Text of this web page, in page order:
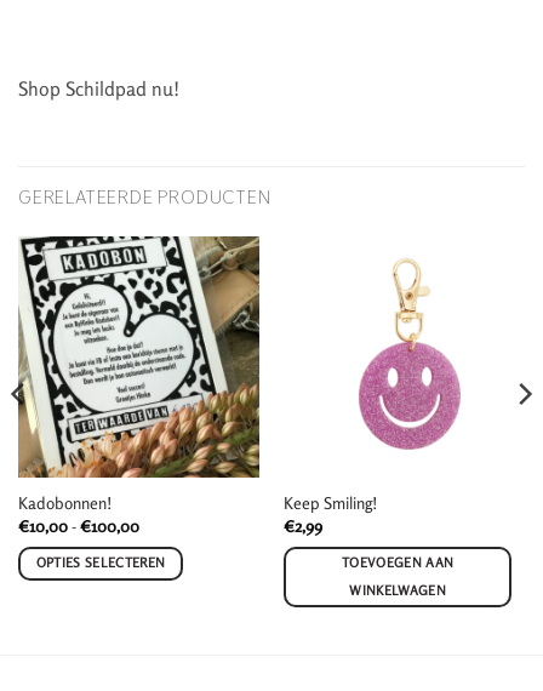
Shop Schildpad nu!
GERELATEERDE PRODUCTEN
Kadobonnen!
€10,00 - €100,00Prijsklasse:
tot
€100,00
OPTIES SELECTEREN
Keep Smiling!
€2,99
TOEVOEGEN AAN
WINKELWAGEN